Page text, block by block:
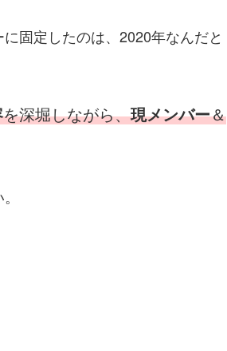
固定したのは、2020年なんだと
を深堀しながら、現メンバー＆